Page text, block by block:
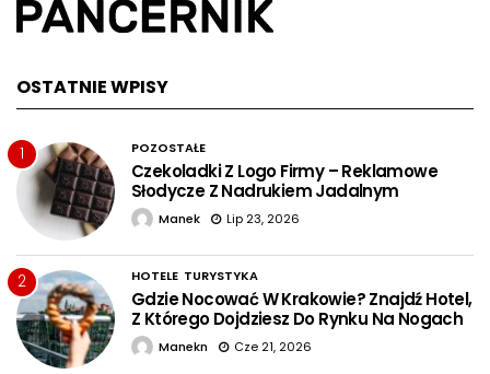
OSTATNIE WPISY
1 POZOSTAŁE
Czekoladki Z Logo Firmy – Reklamowe
Słodycze Z Nadrukiem Jadalnym
Manek Lip 23, 2026
2 HOTELE TURYSTYKA
Gdzie Nocować W Krakowie? Znajdź Hotel,
Z Którego Dojdziesz Do Rynku Na Nogach
Manekn Cze 21, 2026